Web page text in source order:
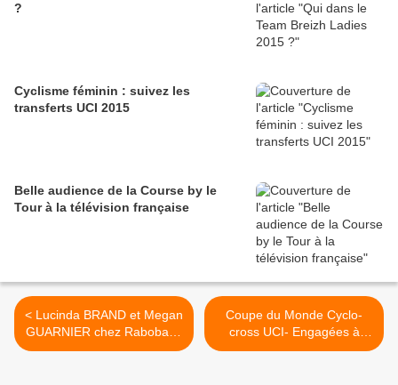
?
Cyclisme féminin : suivez les
transferts UCI 2015
Belle audience de la Course by le
Tour à la télévision française
< Lucinda BRAND et Megan
GUARNIER chez Rabobank
en 2013
Coupe du Monde Cyclo-
cross UCI- Engagées à
Tabor >